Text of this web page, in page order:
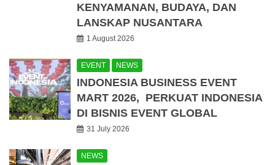
KENYAMANAN, BUDAYA, DAN
LANSKAP NUSANTARA
1 August 2026
EVENT NEWS
INDONESIA BUSINESS EVENT
MART 2026, PERKUAT INDONESIA
DI BISNIS EVENT GLOBAL
31 July 2026
NEWS